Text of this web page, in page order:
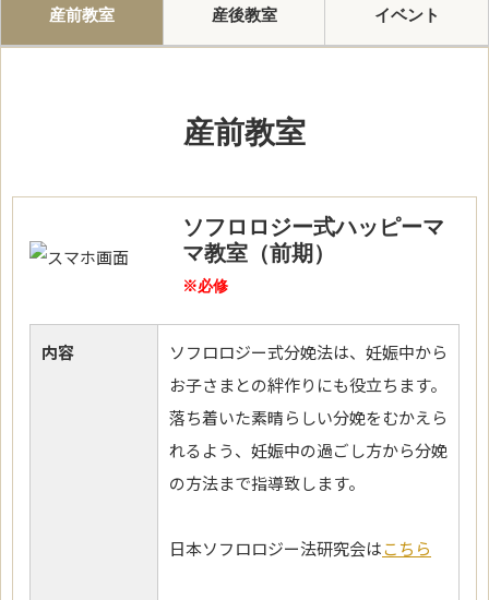
産前教室 産後教室 イベント
産前教室
ソフロロジー式ハッピーマ
マ教室（前期）
※必修
内容
ソフロロジー式分娩法は、妊娠中から
お子さまとの絆作りにも役立ちます。
落ち着いた素晴らしい分娩をむかえら
れるよう、妊娠中の過ごし方から分娩
の方法まで指導致します。
日本ソフロロジー法研究会はこちら